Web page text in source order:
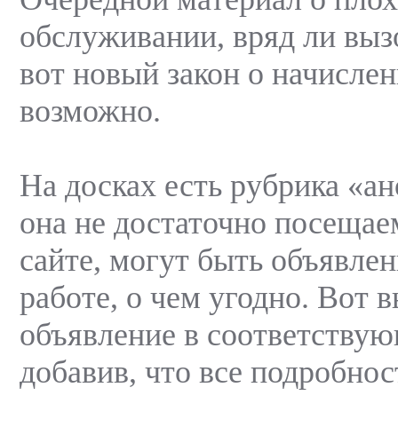
обслуживании, вряд ли
вот новый закон о
возможно.
На досках есть рубрика
она не достаточно
сайте, могут быть
работе, о чем угодно. Вот
объявление в
добавив, что все